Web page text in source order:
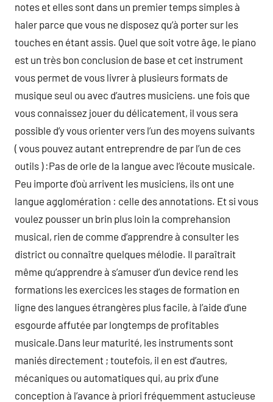
notes et elles sont dans un premier temps simples à
haler parce que vous ne disposez qu’à porter sur les
touches en étant assis. Quel que soit votre âge, le piano
est un très bon conclusion de base et cet instrument
vous permet de vous livrer à plusieurs formats de
musique seul ou avec d’autres musiciens. une fois que
vous connaissez jouer du délicatement, il vous sera
possible d’y vous orienter vers l’un des moyens suivants
( vous pouvez autant entreprendre de par l’un de ces
outils ) :Pas de orle de la langue avec l’écoute musicale.
Peu importe d’où arrivent les musiciens, ils ont une
langue agglomération : celle des annotations. Et si vous
voulez pousser un brin plus loin la comprehansion
musical, rien de comme d’apprendre à consulter les
district ou connaître quelques mélodie. Il paraîtrait
même qu’apprendre à s’amuser d’un device rend les
formations les exercices les stages de formation en
ligne des langues étrangères plus facile, à l’aide d’une
esgourde affutée par longtemps de profitables
musicale.Dans leur maturité, les instruments sont
maniés directement ; toutefois, il en est d’autres,
mécaniques ou automatiques qui, au prix d’une
conception à l’avance à priori fréquemment astucieuse